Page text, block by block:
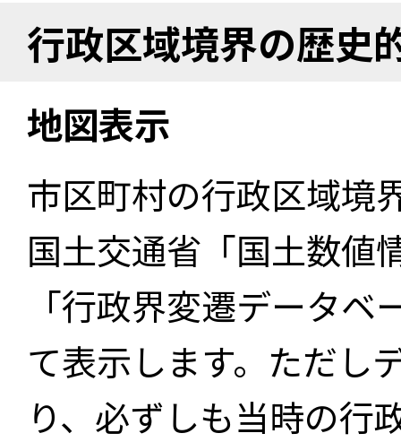
行政区域境界の歴史
地図表示
市区町村の行政区域境
国土交通省「国土数値
「行政界変遷データ
て表示します。ただし
り、必ずしも当時の行